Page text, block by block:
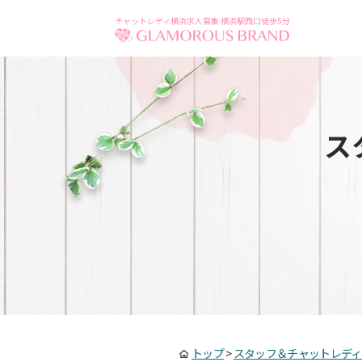
チャットレディ横浜求人募集 横浜駅西口徒歩5分
ス
トップ>スタッフ＆チャットレデ